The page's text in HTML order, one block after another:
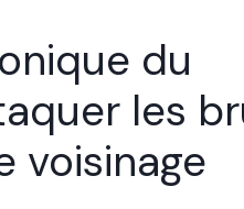
du
les
voisinage